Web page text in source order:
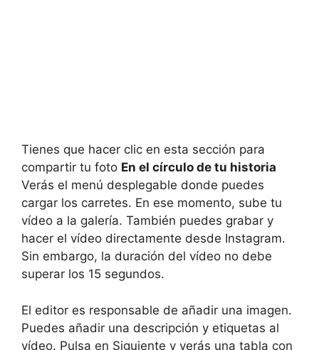
Tienes que hacer clic en esta sección para
compartir tu foto En el círculo de tu historia
Verás el menú desplegable donde puedes
cargar los carretes. En ese momento, sube tu
vídeo a la galería. También puedes grabar y
hacer el vídeo directamente desde Instagram.
Sin embargo, la duración del vídeo no debe
superar los 15 segundos.
El editor es responsable de añadir una imagen.
Puedes añadir una descripción y etiquetas al
vídeo. Pulsa en Siguiente y verás una tabla con